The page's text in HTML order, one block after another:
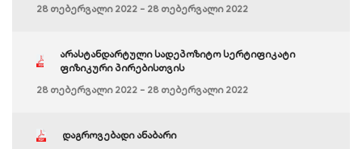
28 თებერვალი 2022 - 28 თებერვალი 2022
არასტანდარტული სადეპოზიტო სერტიფიკატი
ფიზიკური პირებისთვის
28 თებერვალი 2022 - 28 თებერვალი 2022
დაგროვებადი ანაბარი